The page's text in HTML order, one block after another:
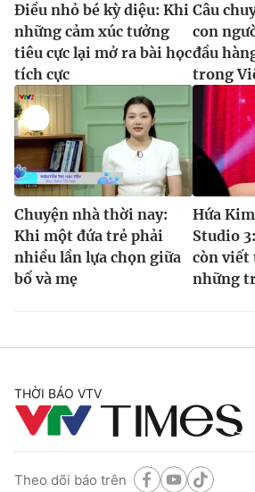
Điều nhỏ bé kỳ diệu: Khi
những cảm xúc tưởng
tiêu cực lại mở ra bài học
tích cực
Câu
con
đầu
trong
Chuyện nhà thời nay:
Khi một đứa trẻ phải
nhiều lần lựa chọn giữa
bố và mẹ
Hứa
Studio
còn viết
những
THỜI BÁO VTV
Theo dõi báo trên